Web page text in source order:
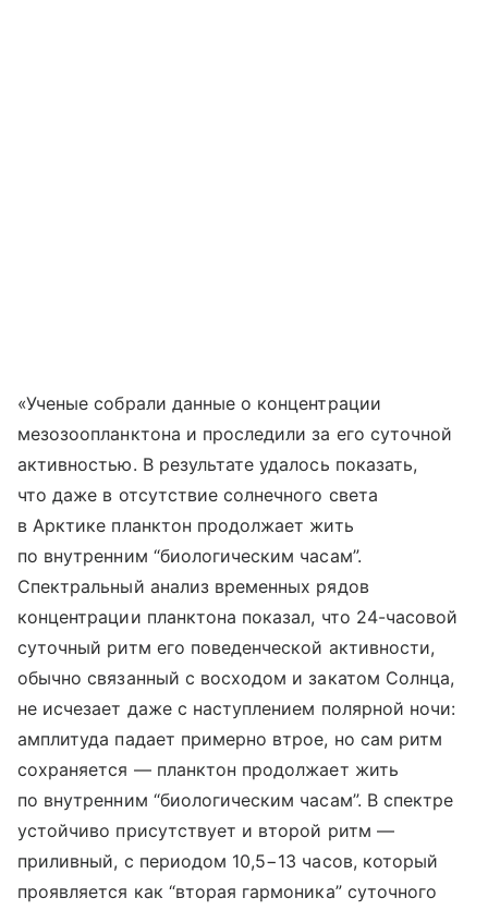
«Ученые собрали данные о концентрации
мезозоопланктона и проследили за его суточной
активностью. В результате удалось показать,
что даже в отсутствие солнечного света
в Арктике планктон продолжает жить
по внутренним “биологическим часам”.
Спектральный анализ временных рядов
концентрации планктона показал, что 24-часовой
суточный ритм его поведенческой активности,
обычно связанный с восходом и закатом Солнца,
не исчезает даже с наступлением полярной ночи:
амплитуда падает примерно втрое, но сам ритм
сохраняется — планктон продолжает жить
по внутренним “биологическим часам”. В спектре
устойчиво присутствует и второй ритм —
приливный, с периодом 10,5−13 часов, который
проявляется как “вторая гармоника” суточного